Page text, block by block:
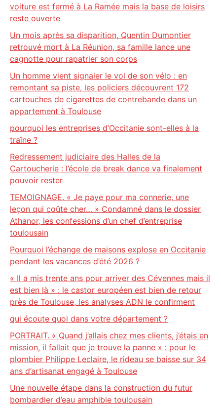
voiture est fermé à La Ramée mais la base de loisirs
reste ouverte
Un mois après sa disparition, Quentin Dumontier
retrouvé mort à La Réunion, sa famille lance une
cagnotte pour rapatrier son corps
Un homme vient signaler le vol de son vélo : en
remontant sa piste, les policiers découvrent 172
cartouches de cigarettes de contrebande dans un
appartement à Toulouse
pourquoi les entreprises d’Occitanie sont-elles à la
traîne ?
Redressement judiciaire des Halles de la
Cartoucherie : l’école de break dance va finalement
pouvoir rester
TEMOIGNAGE. « Je paye pour ma connerie, une
leçon qui coûte cher… » Condamné dans le dossier
Athanor, les confessions d’un chef d’entreprise
toulousain
Pourquoi l’échange de maisons explose en Occitanie
pendant les vacances d’été 2026 ?
« Il a mis trente ans pour arriver des Cévennes mais il
est bien là » : le castor européen est bien de retour
près de Toulouse, les analyses ADN le confirment
qui écoute quoi dans votre département ?
PORTRAIT. « Quand j’allais chez mes clients, j’étais en
mission, il fallait que je trouve la panne » : pour le
plombier Philippe Leclaire, le rideau se baisse sur 34
ans d’artisanat engagé à Toulouse
Une nouvelle étape dans la construction du futur
bombardier d’eau amphibie toulousain